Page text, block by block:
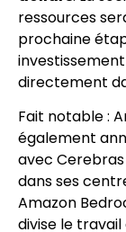
ressources
prochaine
directement
Fait notable :
également
avec
dans ses
Amazon
divise le